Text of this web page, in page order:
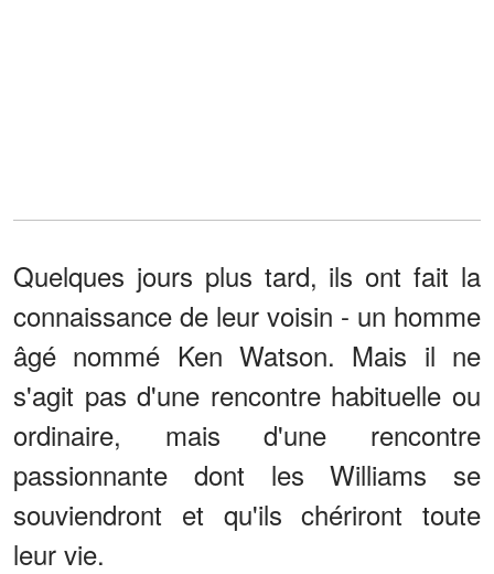
Quelques jours plus tard, ils ont fait la
connaissance de leur voisin - un homme
âgé nommé Ken Watson. Mais il ne
s'agit pas d'une rencontre habituelle ou
ordinaire, mais d'une rencontre
passionnante dont les Williams se
souviendront et qu'ils chériront toute
leur vie.